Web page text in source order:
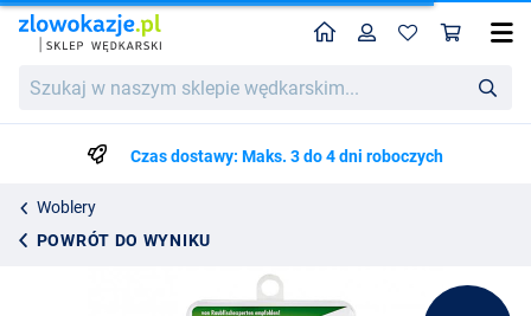
w
wędkarskim...
HomeProfil
Czas dostawy: Maks. 3 do 4 dni roboczych
Woblery
POWRÓT DO WYNIKU
Behr Trendex Crankbait Set 3 - 3pcs
89.75
63.89